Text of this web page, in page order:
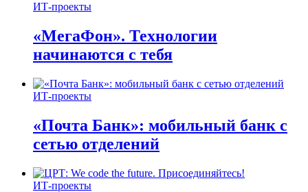
ИТ-проекты
«МегаФон». Технологии
начинаются с тебя
ИТ-проекты
«Почта Банк»: мобильный банк с
сетью отделений
ИТ-проекты